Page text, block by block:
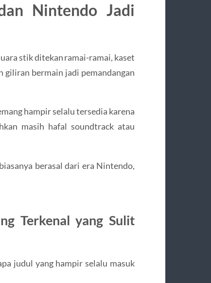
Nintendo Jadi
stik ditekan ramai-ramai, kaset
giliran bermain jadi pemandangan
hampir selalu tersedia karena
masih hafal soundtrack atau
berasal dari era Nintendo,
Terkenal yang Sulit
judul yang hampir selalu masuk